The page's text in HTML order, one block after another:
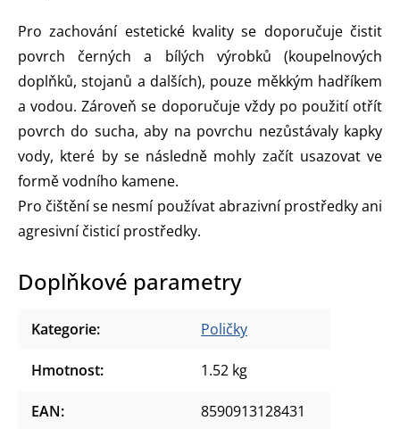
Pro zachování estetické kvality se doporučuje čistit
povrch černých a bílých výrobků (koupelnových
doplňků, stojanů a dalších), pouze měkkým hadříkem
a vodou. Zároveň se doporučuje vždy po použití otřít
povrch do sucha, aby na povrchu nezůstávaly kapky
vody, které by se následně mohly začít usazovat ve
formě vodního kamene.
Pro čištění se nesmí používat abrazivní prostředky ani
agresivní čisticí prostředky.
Doplňkové parametry
Kategorie: Poličky
Hmotnost: 1.52 kg
EAN: 8590913128431